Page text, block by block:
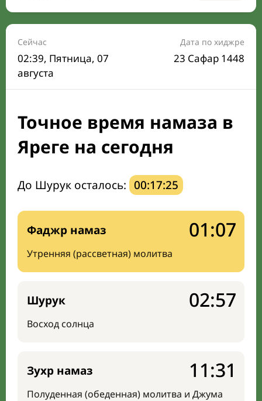
Время намаза на сегодня
Расписание на месяц
Время Сухура и Ифтара на сегодня
Календарь рамадана
Направление киблы
Сейчас
02:39, Пятница, 07
августа
Дата по хиджре
23 Сафар 1448
Точное время намаза в
Яреге на сегодня
До Шурук осталось: 00:17:24
Фаджр намаз
Утренняя (рассветная) молитва
01:07
Шурук
Восход солнца
02:57
Зухр намаз
Полуденная (обеденная) молитва и Джума
11:31